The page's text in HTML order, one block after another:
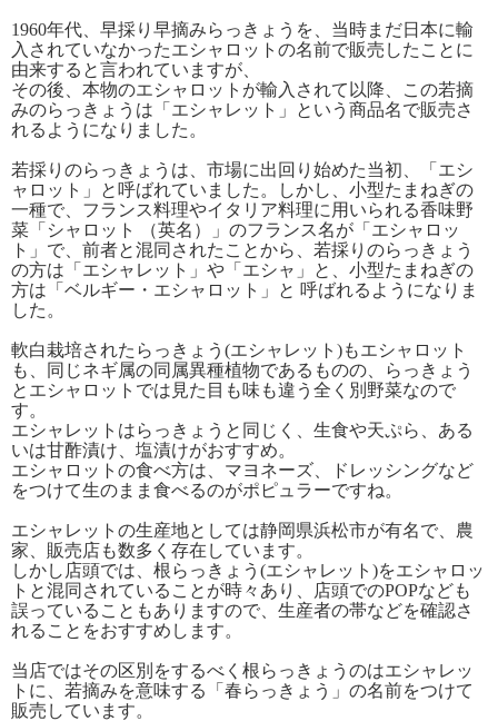
1960年代、早採り早摘みらっきょうを、当時まだ日本に輸
入されていなかったエシャロットの名前で販売したことに
由来すると言われていますが、
その後、本物のエシャロットが輸入されて以降、この若摘
みのらっきょうは「エシャレット」という商品名で販売さ
れるようになりました。
若採りのらっきょうは、市場に出回り始めた当初、「エシ
ャロット」と呼ばれていました。しかし、小型たまねぎの
一種で、フランス料理やイタリア料理に用いられる香味野
菜「シャロット （英名）」のフランス名が「エシャロッ
ト」で、前者と混同されたことから、若採りのらっきょう
の方は「エシャレット」や「エシャ」と、小型たまねぎの
方は「ベルギー・エシャロット」と 呼ばれるようになりま
した。
軟白栽培されたらっきょう(エシャレット)もエシャロット
も、同じネギ属の同属異種植物であるものの、らっきょう
とエシャロットでは見た目も味も違う全く別野菜なので
す。
エシャレットはらっきょうと同じく、生食や天ぷら、ある
いは甘酢漬け、塩漬けがおすすめ。
エシャロットの食べ方は、マヨネーズ、ドレッシングなど
をつけて生のまま食べるのがポピュラーですね。
エシャレットの生産地としては静岡県浜松市が有名で、農
家、販売店も数多く存在しています。
しかし店頭では、根らっきょう(エシャレット)をエシャロッ
トと混同されていることが時々あり、店頭でのPOPなども
誤っていることもありますので、生産者の帯などを確認さ
れることをおすすめします。
当店ではその区別をするべく根らっきょうのはエシャレッ
トに、若摘みを意味する「春らっきょう」の名前をつけて
販売しています。